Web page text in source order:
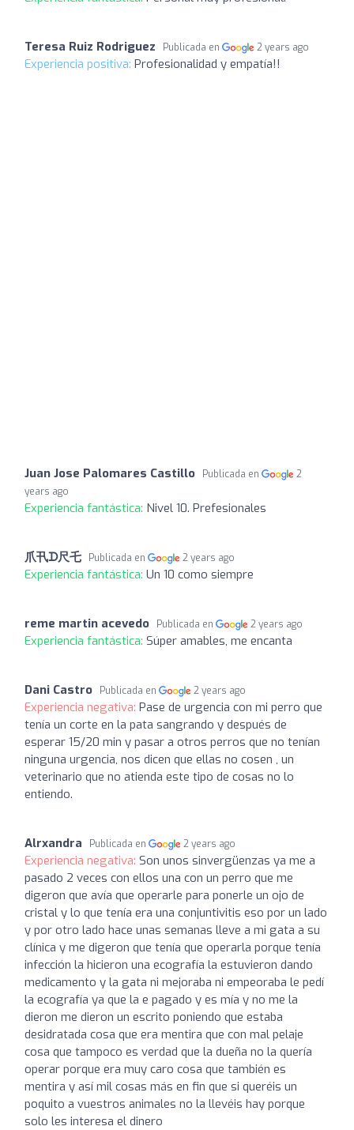
Teresa Ruiz Rodriguez Publicada en 2 years ago
Experiencia positiva: Profesionalidad y empatía!!
Juan Jose Palomares Castillo Publicada en
2
years ago
Experiencia fantástica: Nivel 10. Prefesionales
爪卂ᗪ尺乇 Publicada en 2 years ago
Experiencia fantástica: Un 10 como siempre
reme martin acevedo Publicada en 2 years ago
Experiencia fantástica: Súper amables, me encanta
Dani Castro Publicada en 2 years ago
Experiencia negativa: Pase de urgencia con mi perro que
tenía un corte en la pata sangrando y después de
esperar 15/20 min y pasar a otros perros que no tenían
ninguna urgencia, nos dicen que ellas no cosen , un
veterinario que no atienda este tipo de cosas no lo
entiendo.
Alrxandra Publicada en 2 years ago
Experiencia negativa: Son unos sinvergüenzas ya me a
pasado 2 veces con ellos una con un perro que me
digeron que avía que operarle para ponerle un ojo de
cristal y lo que tenía era una conjuntivitis eso por un lado
y por otro lado hace unas semanas lleve a mi gata a su
clínica y me digeron que tenía que operarla porque tenía
infección la hicieron una ecografía la estuvieron dando
medicamento y la gata ni mejoraba ni empeoraba le pedí
la ecografía ya que la e pagado y es mía y no me la
dieron me dieron un escrito poniendo que estaba
desidratada cosa que era mentira que con mal pelaje
cosa que tampoco es verdad que la dueña no la quería
operar porque era muy caro cosa que también es
mentira y así mil cosas más en fin que si queréis un
poquito a vuestros animales no la llevéis hay porque
solo les interesa el dinero